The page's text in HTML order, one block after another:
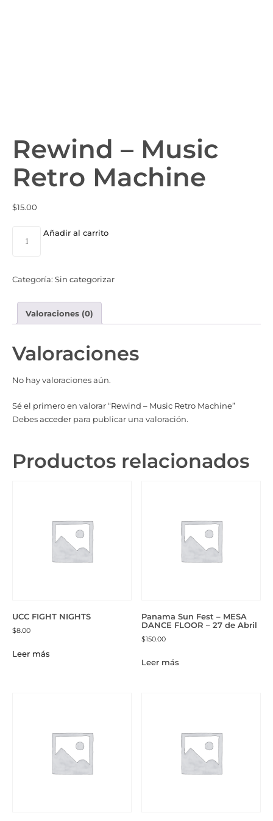
Rewind – Music
Retro Machine
$15.00
Añadir al carrito
Categoría: Sin categorizar
Valoraciones (0)
Valoraciones
No hay valoraciones aún.
Sé el primero en valorar “Rewind – Music Retro Machine”
Debesacceder para publicar una valoración.
Productos relacionados
UCC FIGHT NIGHTS
$8.00
Leer más
Panama Sun Fest – MESA
DANCE FLOOR – 27 de Abril
$150.00
Leer más